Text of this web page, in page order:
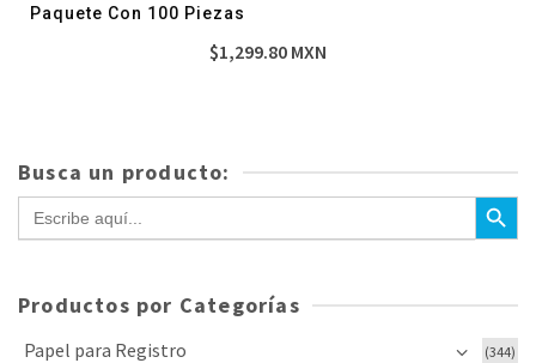
Paquete Con 100 Piezas
$1,299.80 MXN
Busca un producto:
Buscar: Botón de
Productos por Categorías
Papel para Registro (344)